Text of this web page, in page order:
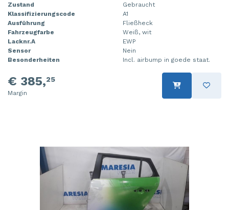
Zustand
Gebraucht
Klassifizierungscode
A1
Ausführung
Fließheck
Fahrzeugfarbe
Weiß, wit
Lacknr.A
EWP
Sensor
Nein
Besonderheiten
Incl. airbump in goede staat.
€ 385,25
Margin